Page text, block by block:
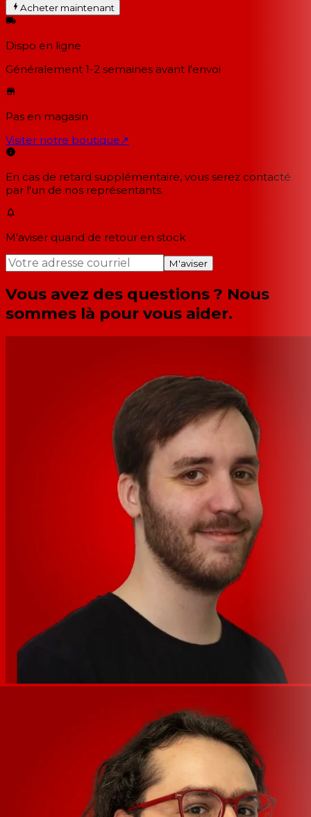
Acheter maintenant
Dispo en ligne
Généralement 1-2 semaines avant l'envoi
Pas en magasin
Visiter notre boutique↗
En cas de retard supplémentaire, vous serez contacté
par l'un de nos représentants.
M'aviser quand de retour en stock
M'aviser
Vous avez des questions ? Nous
sommes là pour vous aider.